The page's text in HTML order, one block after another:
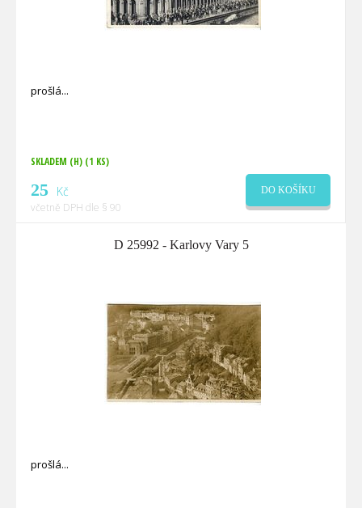
prošlá
SKLADEM (H) (1 KS)
25 Kč
včetně DPH dle § 90
DO KOŠÍKU
D 25992 - Karlovy Vary 5
prošlá